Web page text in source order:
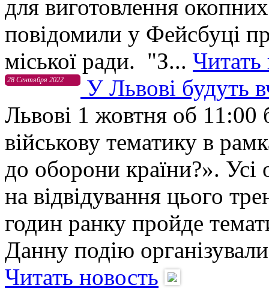
для виготовлення
повідомили у Фейсбуці
міської ради. "З... Читать
28 Сентября 2022
У Львові будуть
Львові 1 жовтня об 11:00
військову тематику в
до оборони країни?». Усі
на відвідування цього
годин ранку пройде
Данну подію
Читать новость